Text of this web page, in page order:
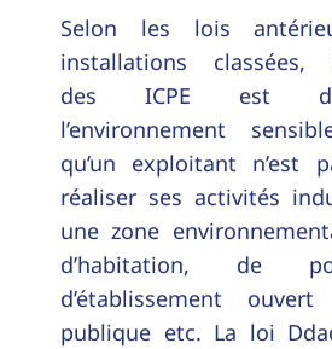
Selon les lois
installations classées,
des ICPE est
l’environnement
qu’un exploitant n’est
réaliser ses activités
une zone
d’habitation, de
d’établissement
publique etc. La loi